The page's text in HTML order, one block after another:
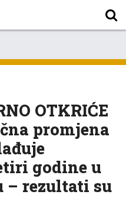
OTKRIĆE
promjena
godine u
– rezultati su